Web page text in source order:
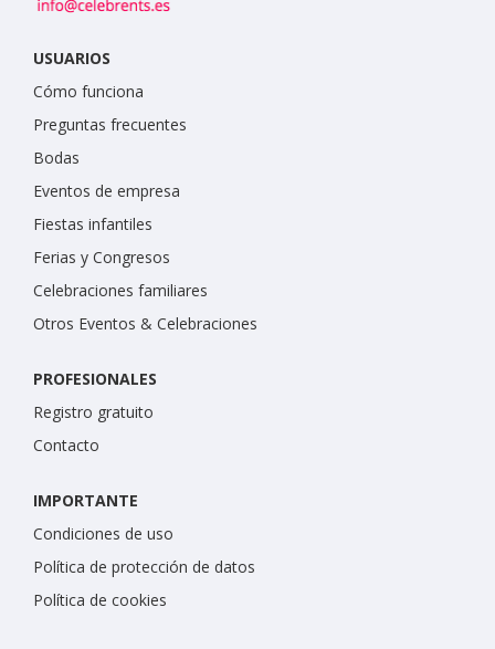
USUARIOS
Cómo funciona
Preguntas frecuentes
Bodas
Eventos de empresa
Fiestas infantiles
Ferias y Congresos
Celebraciones familiares
Otros Eventos & Celebraciones
PROFESIONALES
Registro gratuito
Contacto
IMPORTANTE
Condiciones de uso
Política de protección de datos
Política de cookies